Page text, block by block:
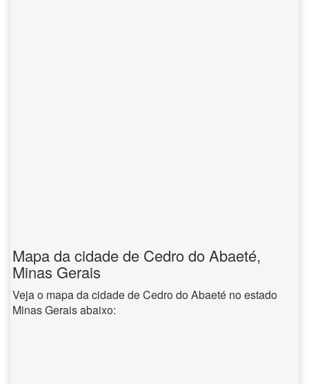
Mapa da cidade de Cedro do Abaeté,
Minas Gerais
Veja o mapa da cidade de Cedro do Abaeté no estado
Minas Gerais abaixo: